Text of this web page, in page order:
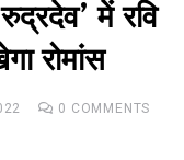
में रवि
रोमांस
0 COMMENTS